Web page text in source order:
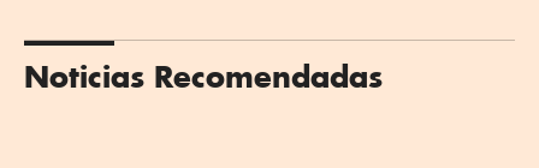
Noticias Recomendadas